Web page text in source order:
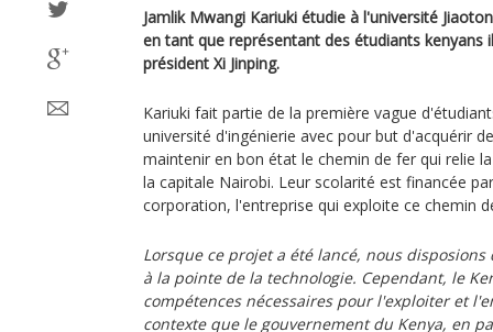
Jamlik Mwangi Kariuki étudie à l'université
en tant que représentant des étudiants kenyans
président Xi Jinping.
Kariuki fait partie de la première vague
université d'ingénierie avec pour but d'acquérir
maintenir en bon état le chemin de fer qui relie
la capitale Nairobi. Leur scolarité est financée
corporation, l'entreprise qui exploite ce chemin
Lorsque ce projet a été lancé, nous
à la pointe de la technologie. Cependant, le
compétences nécessaires pour l'exploiter et
contexte que le gouvernement du Kenya, en